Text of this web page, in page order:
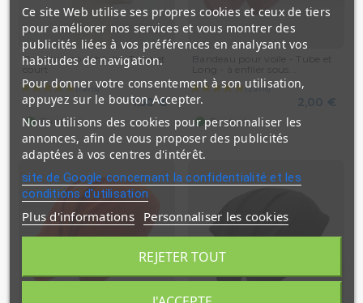
(1 avis)
Bandeau pour hijab - Tube et
1,50 €
En stock
2,00 €
En stock
Ce site Web utilise ses propres cookies et ceux de tiers
pour améliorer nos services et vous montrer des
publicités liées à vos préférences en analysant vos
habitudes de navigation.
Pour donner votre consentement à son utilisation,
appuyez sur le bouton Accepter.
Nous utilisons des cookies pour personnaliser les
annonces, afin de vous proposer des publicités
adaptées à vos centres d'intérêt.
site de Google concernant la confidentialité et les
conditions d'utilisation
Plus d'informations Personnaliser les cookies
REJETER TOUT